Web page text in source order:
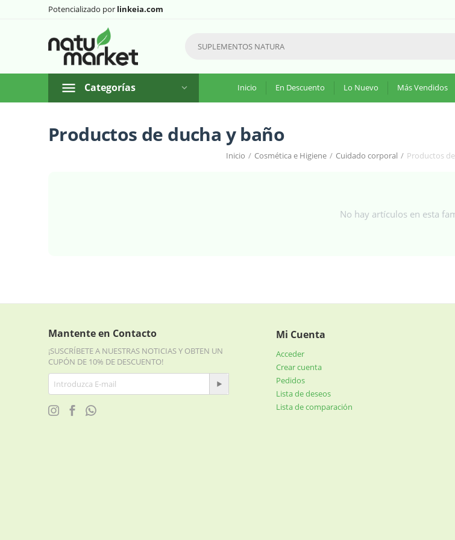
Potencializado por linkeia.com
Categorías Inicio En Descuento Lo Nuevo Más Vendidos
Productos de ducha y baño
Inicio / Cosmética e Higiene / Cuidado corporal / Productos
No hay artículos en esta
Mantente en Contacto
¡SUSCRÍBETE A NUESTRAS NOTICIAS Y OBTEN UN
CUPÓN DE 10% DE DESCUENTO!
Mi Cuenta
Acceder
Crear cuenta
Pedidos
Lista de deseos
Lista de comparación